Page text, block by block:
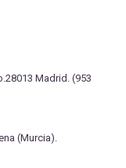
Madrid. (953
(Murcia).